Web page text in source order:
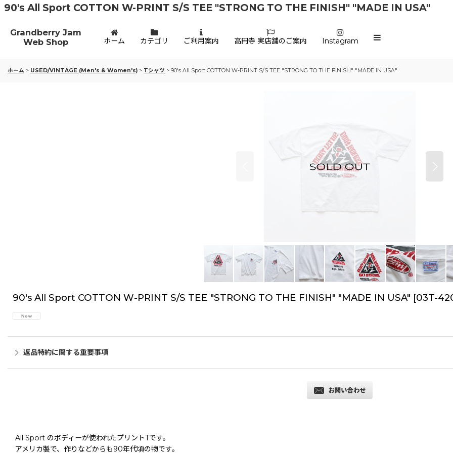
90's All Sport COTTON W-PRINT S/S TEE "STRONG TO THE FINISH" "MADE IN USA"
Grandberry Jam
Web Shop
ホーム カテゴリ ご利用案内 高円寺 実店舗のご案内 Instagram
ホーム > USED/VINTAGE (Men's & Women's) > Tシャツ > 90's All Sport COTTON W-PRINT S/S TEE "STRONG TO THE FINISH" "MADE IN USA"
90's All Sport COTTON W-PRINT S/S TEE "STRONG TO THE FINISH" "MADE IN USA" [03T-
返品特約に関する重要事項
All Sport のボディーが使われたプリントTです。
アメリカ製で、作りなどからも90年代頃の物です。